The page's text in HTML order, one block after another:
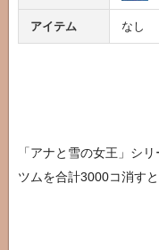
アイテム なし
「アナと雪の女王」シ
ツムを合計3000コ消す